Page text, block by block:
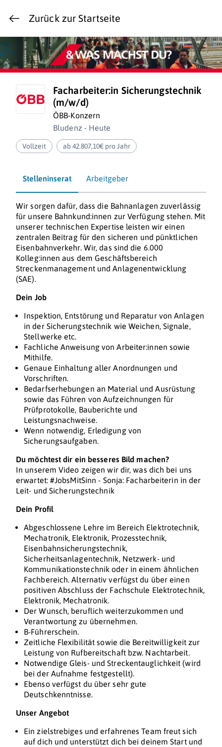
Zurück zur Startseite
Facharbeiter:in Sicherungstechnik
(m/w/d)
ÖBB-Konzern
Bludenz - Heute
Vollzeit ab 42.807,10€ pro Jahr
Stelleninserat Arbeitgeber
Wir sorgen dafür, dass die Bahnanlagen zuverlässig
für unsere Bahnkund:innen zur Verfügung stehen. Mit
unserer technischen Expertise leisten wir einen
zentralen Beitrag für den sicheren und pünktlichen
Eisenbahnverkehr. Wir, das sind die 6.000
Kolleg:innen aus dem Geschäftsbereich
Streckenmanagement und Anlagenentwicklung
(SAE).
Dein Job
Inspektion, Entstörung und Reparatur von Anlagen
in der Sicherungstechnik wie Weichen, Signale,
Stellwerke etc.
Fachliche Anweisung von Arbeiter:innen sowie
Mithilfe.
Genaue Einhaltung aller Anordnungen und
Vorschriften.
Bedarfserhebungen an Material und Ausrüstung
sowie das Führen von Aufzeichnungen für
Prüfprotokolle, Bauberichte und
Leistungsnachweise.
Wenn notwendig, Erledigung von
Sicherungsaufgaben.
Du möchtest dir ein besseres Bild machen?
In unserem Video zeigen wir dir, was dich bei uns
erwartet: #JobsMitSinn - Sonja: Facharbeiterin in der
Leit- und Sicherungstechnik
Dein Profil
Abgeschlossene Lehre im Bereich Elektrotechnik,
Mechatronik, Elektronik, Prozesstechnik,
Eisenbahnsicherungstechnik,
Sicherheitsanlagentechnik, Netzwerk- und
Kommunikationstechnik oder in einem ähnlichen
Fachbereich. Alternativ verfügst du über einen
positiven Abschluss der Fachschule Elektrotechnik,
Elektronik, Mechatronik.
Der Wunsch, beruflich weiterzukommen und
Verantwortung zu übernehmen.
B-Führerschein.
Zeitliche Flexibilität sowie die Bereitwilligkeit zur
Leistung von Rufbereitschaft bzw. Nachtarbeit.
Notwendige Gleis- und Streckentauglichkeit (wird
bei der Aufnahme festgestellt).
Ebenso verfügst du über sehr gute
Deutschkenntnisse.
Unser Angebot
Ein zielstrebiges und erfahrenes Team freut sich
auf dich und unterstützt dich bei deinem Start und